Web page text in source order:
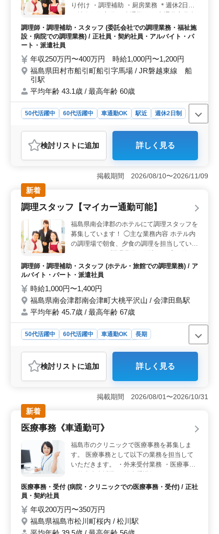
給与水準に加え、実費支給の通勤手当や福利厚生（雇
用・労災・健康・厚生）が整っています。また、アット
ホームな職場環境であり、長く安心して働ける環境が整
っています。
り付け ・調理補助 ・厨房業務 ＊週休2日制
＊社会保険完備 ＊車通勤可 ＊交通費実費支
給 ＊50代、60代の採用実績あり ベテランの
経験を活かした美味しい食事で、 入所者様
ンク有でもご応募可能。せひお問い合わせ
を！
調理師・調理補助・スタッフ (委託会社での調理業務・福祉施
設・病院での調理業務) / 正社員・契約社員・アルバイト・パ
ート・派遣社員
年収250万円〜400万円 時給1,000円〜1,200円
福島県田村市船引町船引字馬場 / JR磐越東線 船
引駅
平均年齢 43.1歳 / 最高年齢 60歳
50代活躍中 60代活躍中 車通勤OK 駅近
週休2日制
調理師・調理補助・スタッフ
おすすめポイント
＜働きやすい環境＞ 週休2日制でプライベートも充実可
能。社会保険完備で安心の福利厚生が整っております。
車通勤OKでアクセスも良好です。 ＜幅広い年齢層が
活躍中＞ 50代、60代の採用実績あり。経験豊富な方は
もちろん、ブランクがある方も歓迎しています。 ＜
やりがいのある仕事＞ ベテランの経験を活かし、美味
しい食事で入所者様の健康と笑顔を支えるやりがいある
お仕事です。
検討リスト に追加 詳しく見る
掲載期間 2026/08/10〜2026/11/09
新着
調理スタッフ【マイカー通勤可能】
福島県南会津郡のホテルにて調理スタッフを
募集しています！ ◯主な業務内容 ホテル内
の調理場で朝食、夕食の調理を担当していた
等含む） ・食器洗浄、清掃 ・厨房業務 等
地域色豊かな料理のこの場でしかできない食
か？ ※マイカー通勤可能 ※就業時間によ
り、年次有給休暇・労働保険等が変わる場合
がありますが関係法令の通りとなります。
※勤務時間、日数はライフスタイルに合わせ
てご相談にのります。 ライフスタイルに合
った働き方が可能です！ 調理師資格お持ち
の方、ホテルの厨房での経験のある方は条件
面優遇します！ ぜひご応募ください！
調理師・調理補助・スタッフ (ホテル・旅館での調理業務) / ア
ルバイト・パート・派遣社員
時給1,000円〜1,400円
福島県南会津郡南会津町大桃平沢山 / 会津田島駅
平均年齢 45.7歳 / 最高年齢 67歳
50代活躍中 60代活躍中 車通勤OK
長期
調理師・調理補助・スタッフ
おすすめポイント
＜柔軟な勤務時間＞ 勤務時間や日数はライフスタイル
に合わせて調整可能で、働き方の自由度が高い点が魅力
です。週3〜5日のシフト制で、個々の生活スタイルに合
わせた働き方ができます。 ＜高齢者歓迎＞ 50代、
60代の方も活躍中の職場で、経験豊富な方々が多く働い
ています。年齢に関係なく、意欲と経験を評価される職
場であり、長く働ける安心感があります。 ＜車通勤
可能＞ マイカー通勤が可能なため、通勤の利便性が高
いです。通勤手当も支給されるため交通費の負担も軽減
されます。自宅から職場までの通勤が快適で、通勤時間
も有効に活用できます。
検討リスト に追加 詳しく見る
掲載期間 2026/08/01〜2026/10/31
新着
医療事務《車通勤可》
福島市のクリニックで医療事務を募集しま
す。 医療事務として以下の業務を担当して
いただきます。 ・外来受付業務 ・医療事務
情報共有と協力 ※賞与あり ※車通勤可 ※残
です。
医療事務・受付 (病院・クリニックでの医療事務・受付) / 正社
員・契約社員
年収200万円〜350万円
福島県福島市松川町桜内 / 松川駅